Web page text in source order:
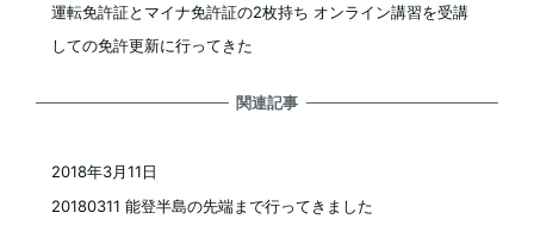
運転免許証とマイナ免許証の2枚持ち オンライン講習を受講
しての免許更新に行ってきた
関連記事
20180311 能登半島の先端まで行ってきました
2018年3月11日